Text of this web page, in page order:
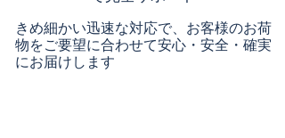
きめ細かい迅速な対応で、お客様のお荷
物をご要望に合わせて安心・安全・確実
にお届けします